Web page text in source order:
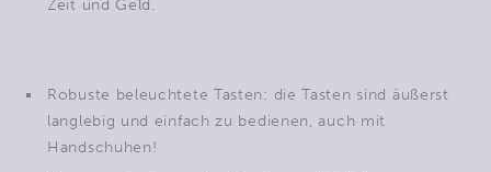
Zeit und Geld.
Robuste beleuchtete Tasten: die Tasten sind äußerst
langlebig und einfach zu bedienen, auch mit
Handschuhen!